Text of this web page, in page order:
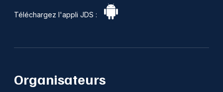
Téléchargez l'appli JDS :
Organisateurs